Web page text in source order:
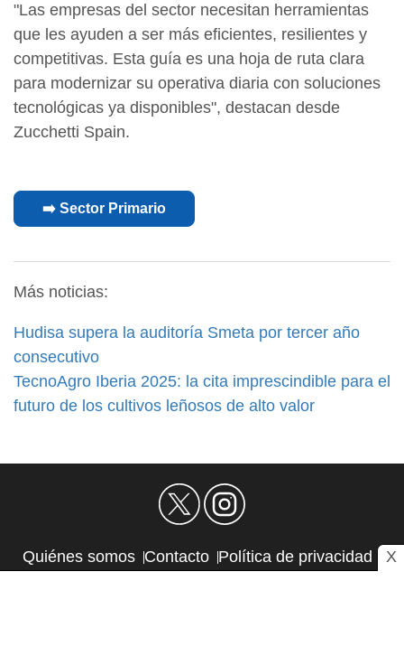
"Las empresas del sector necesitan herramientas
que les ayuden a ser más eficientes, resilientes y
competitivas. Esta guía es una hoja de ruta clara
para modernizar su operativa diaria con soluciones
tecnológicas ya disponibles", destacan desde
Zucchetti Spain.
➡️ Sector Primario
Más noticias:
Hudisa supera la auditoría Smeta por tercer año
consecutivo
TecnoAgro Iberia 2025: la cita imprescindible para el
futuro de los cultivos leñosos de alto valor
Quiénes somos Contacto Política de privacidad
X